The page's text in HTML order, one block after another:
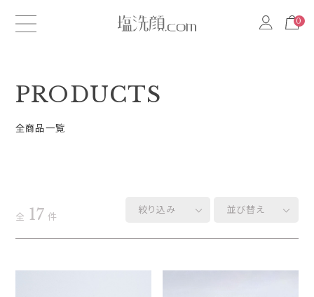
0
0
PRODUCTS
全商品一覧
全 17 件
絞り込み 並び替え